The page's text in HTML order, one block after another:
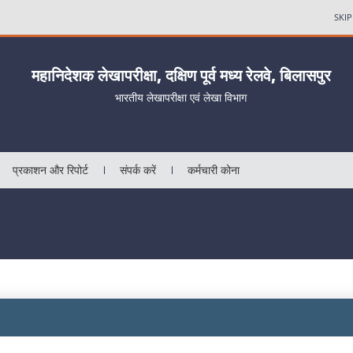
महानिदेशक लेखापरीक्षा, दक्षिण पूर्व मध्य रेलवे, बिलासपुर
भारतीय लेखापरीक्षा एवं लेखा विभाग
प्रकाशन और रिपोर्ट संपर्क करें कर्मचारी कोना